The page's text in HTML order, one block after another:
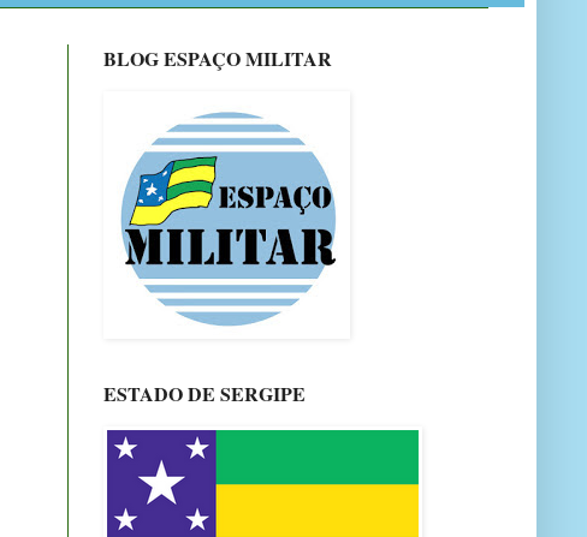
BLOG ESPAÇO MILITAR
ESTADO DE SERGIPE